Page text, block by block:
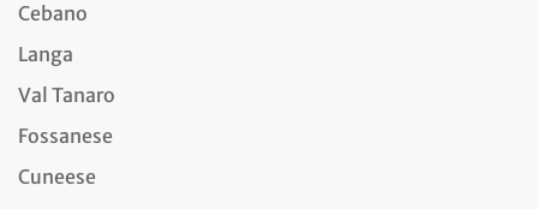
Cebano
Langa
Val Tanaro
Fossanese
Cuneese